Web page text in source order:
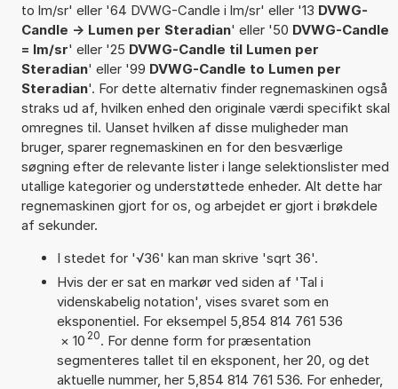
to lm/sr' eller '64 DVWG-Candle i lm/sr' eller '13 DVWG-
Candle -> Lumen per Steradian' eller '50 DVWG-Candle
= lm/sr' eller '25 DVWG-Candle til Lumen per
Steradian' eller '99 DVWG-Candle to Lumen per
Steradian'. For dette alternativ finder regnemaskinen også
straks ud af, hvilken enhed den originale værdi specifikt skal
omregnes til. Uanset hvilken af disse muligheder man
bruger, sparer regnemaskinen en for den besværlige
søgning efter de relevante lister i lange selektionslister med
utallige kategorier og understøttede enheder. Alt dette har
regnemaskinen gjort for os, og arbejdet er gjort i brøkdele
af sekunder.
I stedet for '√36' kan man skrive 'sqrt 36'.
Hvis der er sat en markør ved siden af 'Tal i
videnskabelig notation', vises svaret som en
eksponentiel. For eksempel 5,854 814 761 536
× 10 20. For denne form for præsentation
segmenteres tallet til en eksponent, her 20, og det
aktuelle nummer, her 5,854 814 761 536. For enheder,